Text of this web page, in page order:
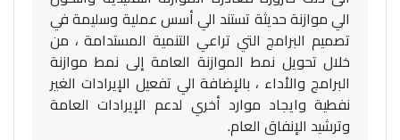
الي موازنة حديثة تستند الي أسس عملية وسليمة في
تصميم البرامج التي تراعي التنمية المستدامة ، من
خلال تحويل نمط الموازنة العامة إلى نمط موازنة
البرامج والأداء ، بالإضافة الي تفعيل الإيرادات الغير
نفطية وايجاد موارد أخري لدعم الإيرادات العامة
وترشيد الإنفاق العام.